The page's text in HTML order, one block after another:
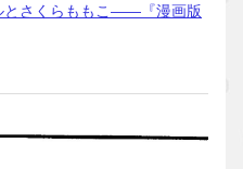
とさくらももこ――『漫画版